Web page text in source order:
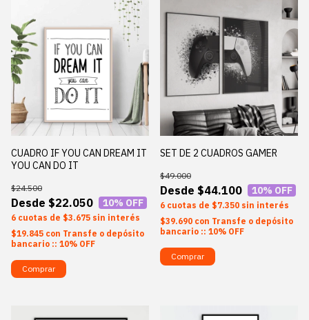
CUADRO IF YOU CAN DREAM IT
YOU CAN DO IT
$22.050
$24.500
10% OFF
6 $3.675 sin interés
$19.845 con Transfe o depósito
bancario :: 10% OFF
Comprar
SET DE 2 CUADROS GAMER
$44.100
$49.000
10% OFF
6 $7.350 sin interés
$39.690 con Transfe o depósito
bancario :: 10% OFF
Comprar